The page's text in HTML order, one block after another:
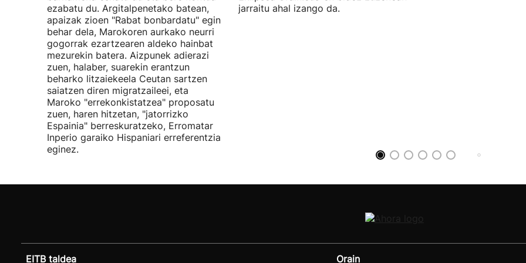
ezabatu du. Argitalpenetako batean,
apaizak zioen "Rabat bonbardatu" egin
behar dela, Marokoren aurkako neurri
gogorrak ezartzearen aldeko hainbat
mezurekin batera. Aizpunek adierazi
zuen, halaber, suarekin erantzun
beharko litzaiekeela Ceutan sartzen
saiatzen diren migratzaileei, eta
Maroko "errekonkistatzea" proposatu
zuen, haren hitzetan, "jatorrizko
Espainia" berreskuratzeko, Erromatar
Inperio garaiko Hispaniari erreferentzia
eginez.
jarraitu ahal izango da.
EITB taldea Orain